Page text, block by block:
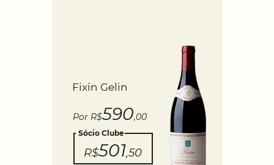
Fixin Gelin
Por R$590,00
Sócio Clube
R$501,50